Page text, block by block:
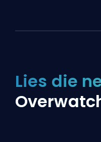
Lies die